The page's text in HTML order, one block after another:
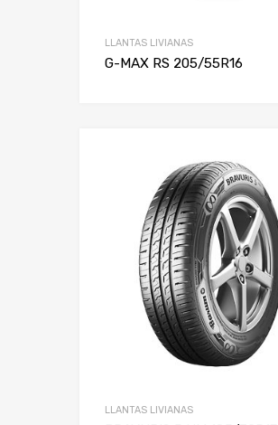
LLANTAS LIVIANAS
G-MAX RS 205/55R16
LLANTAS LIVIANAS